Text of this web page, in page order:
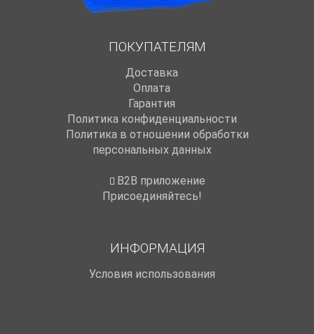
ПОКУПАТЕЛЯМ
Доставка
Оплата
Гарантия
Политика конфиденциальности
Политика в отношении обработки
персональных данных
B2B приложение
Присоединяйтесь!
ИНФОРМАЦИЯ
Условия использования